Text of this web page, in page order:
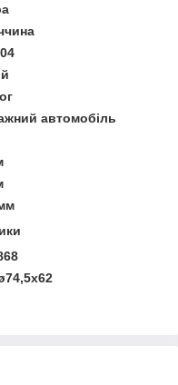
автомобіль